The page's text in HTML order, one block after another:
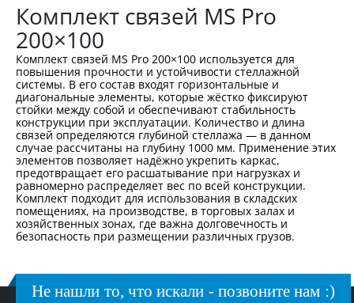
Комплект связей MS Pro
200×100
Комплект связей MS Pro 200×100 используется для
повышения прочности и устойчивости стеллажной
системы. В его состав входят горизонтальные и
диагональные элементы, которые жёстко фиксируют
стойки между собой и обеспечивают стабильность
конструкции при эксплуатации. Количество и длина
связей определяются глубиной стеллажа — в данном
случае рассчитаны на глубину 1000 мм. Применение этих
элементов позволяет надёжно укрепить каркас,
предотвращает его расшатывание при нагрузках и
равномерно распределяет вес по всей конструкции.
Комплект подходит для использования в складских
помещениях, на производстве, в торговых залах и
хозяйственных зонах, где важна долговечность и
безопасность при размещении различных грузов.
Не нашли то, что искали - позвоните нам :)